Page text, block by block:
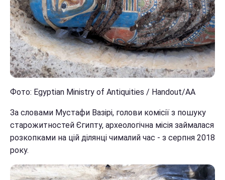
Фото: Egyptian Ministry of Antiquities / Handout/АА
За словами Мустафи Вазірі, голови комісії з пошуку
старожитностей Єгипту, археологічна місія займалася
розкопками на цій ділянці чималий час - з серпня 2018
року.